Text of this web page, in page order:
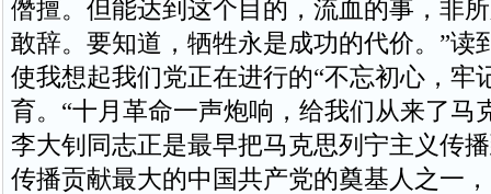
僭擅。但能达到这个目的，流血的事，非
敢辞。要知道，牺牲永是成功的代价。”读
使我想起我们党正在进行的“不忘初心，牢
育。“十月革命一声炮响，给我们从来了马
李大钊同志正是最早把马克思列宁主义传
传播贡献最大的中国共产党的奠基人之一